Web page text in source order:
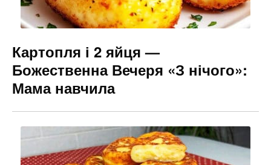
Картопля і 2 яйця —
Божественна Вечеря «З нічого»:
Мама навчила